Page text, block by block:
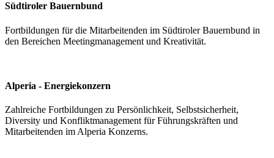
Südtiroler Bauernbund
Fortbildungen für die Mitarbeitenden im Südtiroler Bauernbund in
den Bereichen Meetingmanagement und Kreativität.
Alperia - Energiekonzern
Zahlreiche Fortbildungen zu Persönlichkeit, Selbstsicherheit,
Diversity und Konfliktmanagement für Führungskräften und
Mitarbeitenden im Alperia Konzerns.